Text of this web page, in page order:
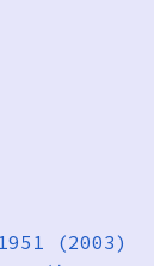
1951 (2003)